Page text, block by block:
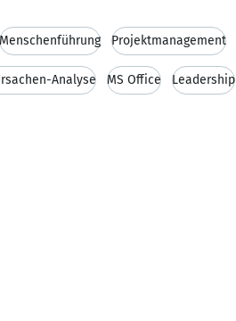
Menschenführung Projektmanagement
Analyse MS Office Leadership